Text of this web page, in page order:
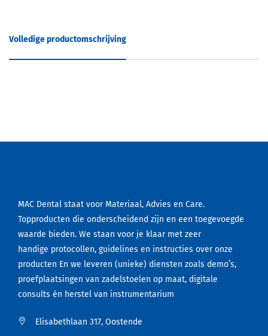
Volledige productomschrijving
MAC Dental staat voor Materiaal, Advies en Care.
Topproducten die onderscheidend zijn en een toegevoegde
waarde bieden. We staan voor je klaar met zeer
handige protocollen, guidelines en instructies over onze
producten En we leveren (unieke) diensten zoals demo’s,
proefplaatsingen van zadelstoelen op maat, digitale
consults én herstel van instrumentarium
Elisabethlaan 317, Oostende